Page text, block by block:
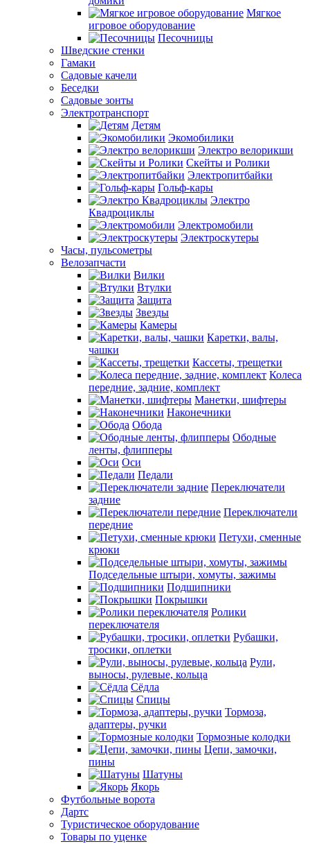
Мягкое
игровое оборудование
Песочницы
Шведские стенки
Гамаки
Садовые качели
Беседки
Садовые зонты
Электротранспорт
Детям
Экомобилики
Электро велорикши
Скейты и Ролики
Электропитбайки
Гольф-кары
Электро
Квадроциклы
Электромобили
Электроскутеры
Часы, пульсометры
Велозапчасти
Вилки
Втулки
Защита
Звезды
Камеры
Каретки, валы,
чашки
Кассеты, трещетки
Колеса
передние, задние, комплект
Манетки, шифтеры
Наконечники
Обода
Ободные
ленты, флипперы
Оси
Педали
Переключатели
задние
Переключатели
передние
Петухи, сменные
крюки
Подседельные штыри, хомуты, зажимы
Подшипники
Покрышки
Ролики
переключателя
Рубашки,
тросики, оплетки
Рули,
выносы, рулевые, кольца
Сёдла
Спицы
Тормоза,
адаптеры, ручки
Тормозные колодки
Цепи, замочки,
пины
Шатуны
Якорь
Футбольные ворота
Дартс
Туристическое оборудование
Товары по уценке